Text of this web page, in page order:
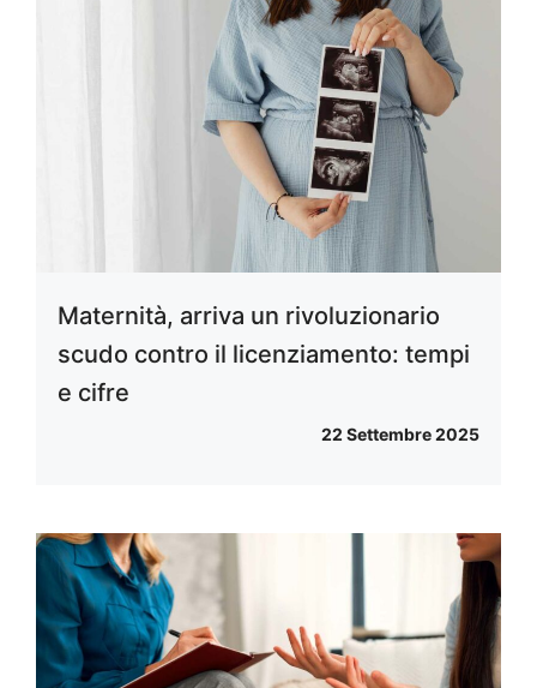
Maternità, arriva un rivoluzionario
scudo contro il licenziamento: tempi
e cifre
22 Settembre 2025